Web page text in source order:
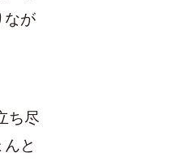
なが
ち尽
と